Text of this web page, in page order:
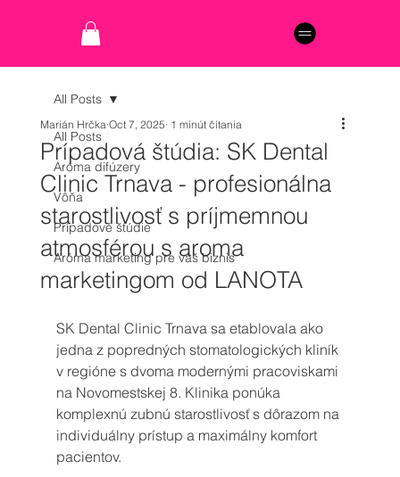
All Posts
Aróma difúzery
Vôňa
Prípadové štúdie
Aróma marketing pre váš biznis
All Posts
Prípadová štúdia: SK Dental
Clinic Trnava - profesionálna
starostlivosť s príjmemnou
atmosférou s aroma
marketingom od LANOTA
Marián Hrčka Oct 7, 2025 1 minút čítania
SK Dental Clinic Trnava sa etablovala ako
jedna z popredných stomatologických kliník
v regióne s dvoma modernými pracoviskami
na Novomestskej 8. Klinika ponúka
komplexnú zubnú starostlivosť s dôrazom na
individuálny prístup a maximálny komfort
pacientov.